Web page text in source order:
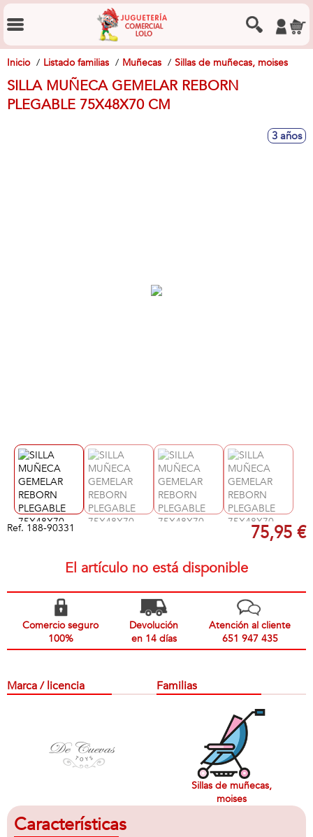
Inicio Listado familias Muñecas Sillas de muñecas, moises
SILLA MUÑECA GEMELAR REBORN
PLEGABLE 75X48X70 CM
3 años
Ref. 188-90331 75,95 €
El artículo no está disponible
Comercio seguro
100%
Devolución
en 14 días
Atención al cliente
651 947 435
Marca / licencia Familias
Sillas de muñecas,
moises
Características